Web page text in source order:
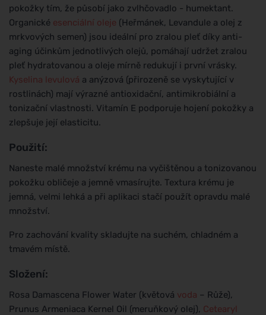
pokožky tím, že působí jako zvlhčovadlo - humektant.
Organické esenciální oleje (Heřmánek, Levandule a olej z
mrkvových semen) jsou ideální pro zralou pleť díky anti-
aging účinkům jednotlivých olejů, pomáhají udržet zralou
pleť hydratovanou a oleje mírně redukují i první vrásky.
Kyselina levulová a anýzová (přirozeně se vyskytující v
rostlinách) mají výrazné antioxidační, antimikrobiální a
tonizační vlastnosti. Vitamín E podporuje hojení pokožky a
zlepšuje její elasticitu.
Použití:
Naneste malé množství krému na vyčištěnou a tonizovanou
pokožku obličeje a jemně vmasírujte. Textura krému je
jemná, velmi lehká a při aplikaci stačí použít opravdu malé
množství.
Pro zachování kvality skladujte na suchém, chladném a
tmavém místě.
Složení:
Rosa Damascena Flower Water (květová voda – Růže),
Prunus Armeniaca Kernel Oil (meruňkový olej), Cetearyl